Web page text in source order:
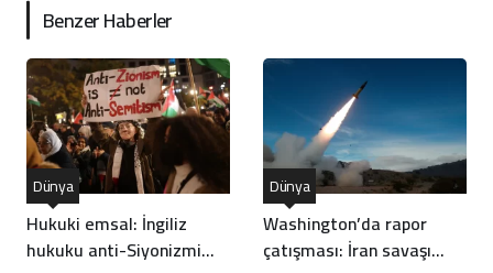
Benzer Haberler
Hukuki emsal: İngiliz
hukuku anti-Siyonizmi
Dünya
Washington’da rapor
çatışması: İran savaşı
Dünya